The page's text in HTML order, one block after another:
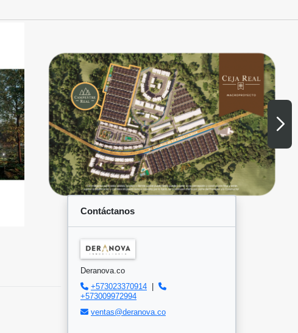
Contáctanos
Deranova.co
+573023370914
+573009972994
ventas@deranova.co